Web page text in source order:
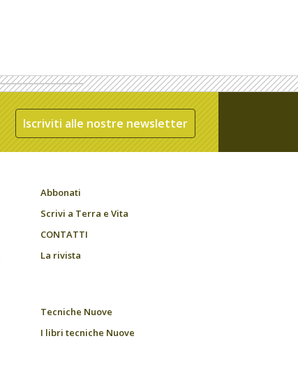
Iscriviti alle nostre newsletter
Abbonati
Scrivi a Terra e Vita
CONTATTI
La rivista
Tecniche Nuove
I libri tecniche Nuove